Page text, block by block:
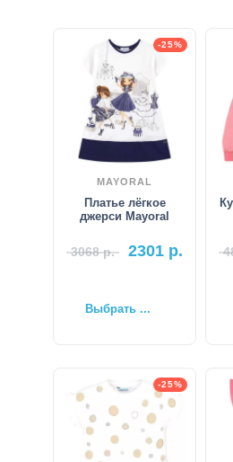
-25%
MAYORAL
Платье лёгкое
джерси Mayoral
3068р. 2301 р.
Выбрать ...
-25%